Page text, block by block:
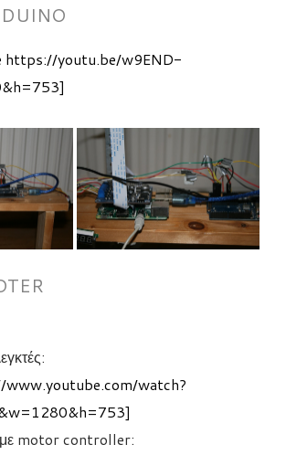
https://youtu.be/w9END-
watch?
με motor controller: